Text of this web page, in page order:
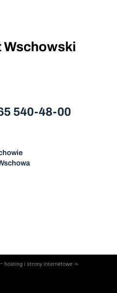
Wschowski
540-48-00
hosting i strony internetowe ->